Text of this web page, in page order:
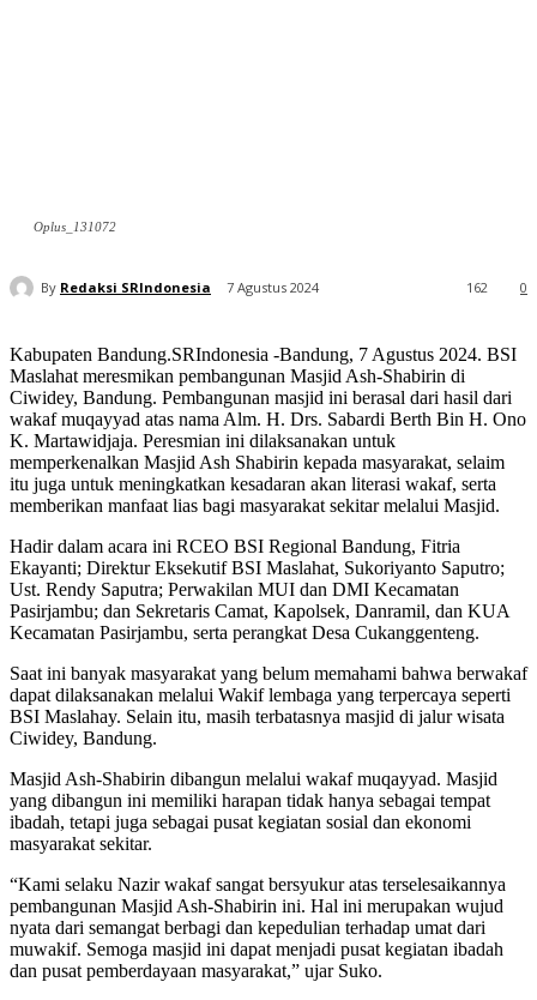
Oplus_131072
By Redaksi SRIndonesia 7 Agustus 2024 0
162
Kabupaten Bandung.SRIndonesia -Bandung, 7 Agustus 2024. BSI
Maslahat meresmikan pembangunan Masjid Ash-Shabirin di
Ciwidey, Bandung. Pembangunan masjid ini berasal dari hasil dari
wakaf muqayyad atas nama Alm. H. Drs. Sabardi Berth Bin H. Ono
K. Martawidjaja. Peresmian ini dilaksanakan untuk
memperkenalkan Masjid Ash Shabirin kepada masyarakat, selaim
itu juga untuk meningkatkan kesadaran akan literasi wakaf, serta
memberikan manfaat lias bagi masyarakat sekitar melalui Masjid.
Hadir dalam acara ini RCEO BSI Regional Bandung, Fitria
Ekayanti; Direktur Eksekutif BSI Maslahat, Sukoriyanto Saputro;
Ust. Rendy Saputra; Perwakilan MUI dan DMI Kecamatan
Pasirjambu; dan Sekretaris Camat, Kapolsek, Danramil, dan KUA
Kecamatan Pasirjambu, serta perangkat Desa Cukanggenteng.
Saat ini banyak masyarakat yang belum memahami bahwa berwakaf
dapat dilaksanakan melalui Wakif lembaga yang terpercaya seperti
BSI Maslahay. Selain itu, masih terbatasnya masjid di jalur wisata
Ciwidey, Bandung.
Masjid Ash-Shabirin dibangun melalui wakaf muqayyad. Masjid
yang dibangun ini memiliki harapan tidak hanya sebagai tempat
ibadah, tetapi juga sebagai pusat kegiatan sosial dan ekonomi
masyarakat sekitar.
“Kami selaku Nazir wakaf sangat bersyukur atas terselesaikannya
pembangunan Masjid Ash-Shabirin ini. Hal ini merupakan wujud
nyata dari semangat berbagi dan kepedulian terhadap umat dari
muwakif. Semoga masjid ini dapat menjadi pusat kegiatan ibadah
dan pusat pemberdayaan masyarakat,” ujar Suko.